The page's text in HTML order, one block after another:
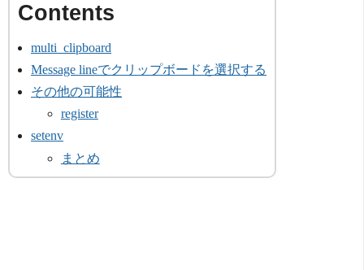
multi_clipboard
Message lineでクリップボードを選択する
その他の可能性
register
setenv
まとめ